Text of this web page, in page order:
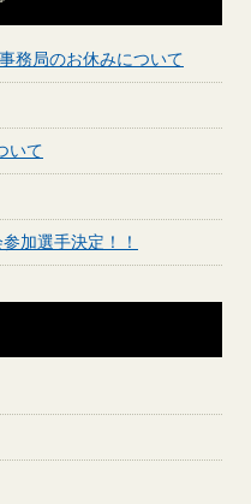
務局のお休みについて
いて
加選手決定！！